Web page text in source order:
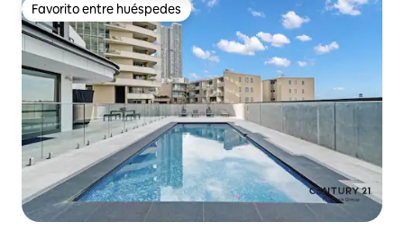
Favorito entre huéspedes
Favorito entre huéspedes